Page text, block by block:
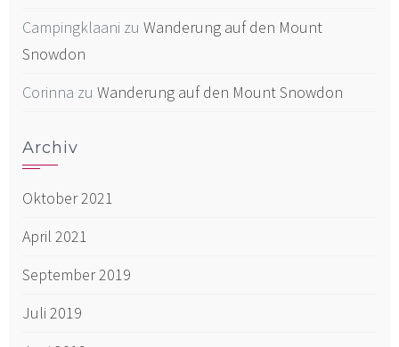
Campingklaani zu Wanderung auf den Mount
Snowdon
Corinna zu Wanderung auf den Mount Snowdon
Archiv
Oktober 2021
April 2021
September 2019
Juli 2019